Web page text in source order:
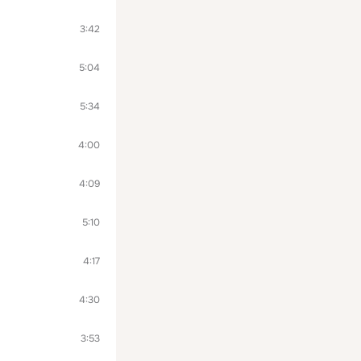
3:42
5:04
5:34
4:00
4:09
5:10
4:17
4:30
3:53